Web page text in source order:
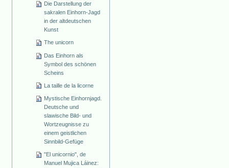
Die Darstellung der
sakralen Einhorn-Jagd
in der altdeutschen
Kunst
The unicorn
Das Einhorn als
Symbol des schönen
Scheins
La taille de la licorne
Mystische Einhornjagd.
Deutsche und
slawische Bild- und
Wortzeugnisse zu
einem geistlichen
Sinnbild-Gefüge
"El unicornio", de
Manuel Mujica Láinez: